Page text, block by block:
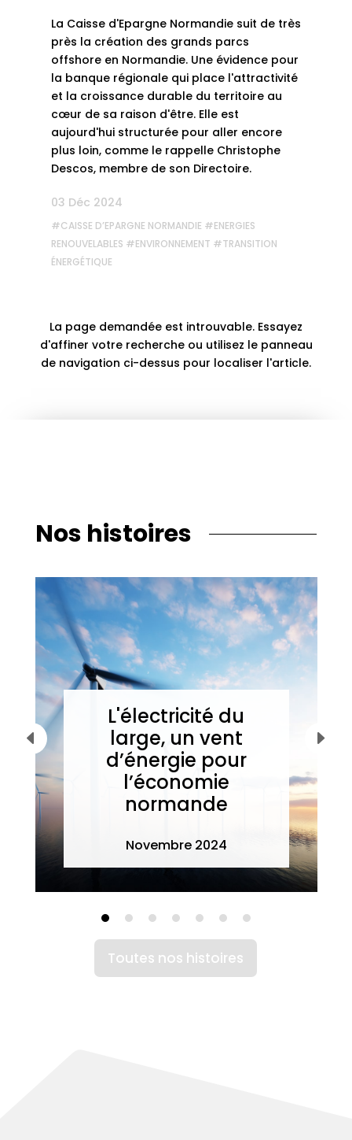
La Caisse d'Epargne Normandie suit de très
près la création des grands parcs
offshore en Normandie. Une évidence pour
la banque régionale qui place l'attractivité
et la croissance durable du territoire au
cœur de sa raison d'être. Elle est
aujourd'hui structurée pour aller encore
plus loin, comme le rappelle Christophe
Descos, membre de son Directoire.
03 Déc 2024
#CAISSE D’EPARGNE NORMANDIE #ENERGIES
RENOUVELABLES #ENVIRONNEMENT #TRANSITION
ÉNERGÉTIQUE
La page demandée est introuvable. Essayez
d'affiner votre recherche ou utilisez le panneau
de navigation ci-dessus pour localiser l'article.
Nos histoires
L'électricité du
large, un vent
d’énergie pour
l’économie
normande
Novembre 2024
Toutes nos histoires